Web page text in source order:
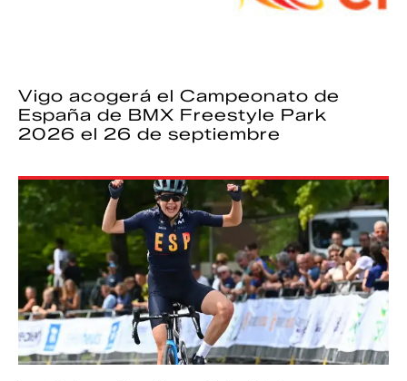
Vigo acogerá el Campeonato de
España de BMX Freestyle Park
2026 el 26 de septiembre